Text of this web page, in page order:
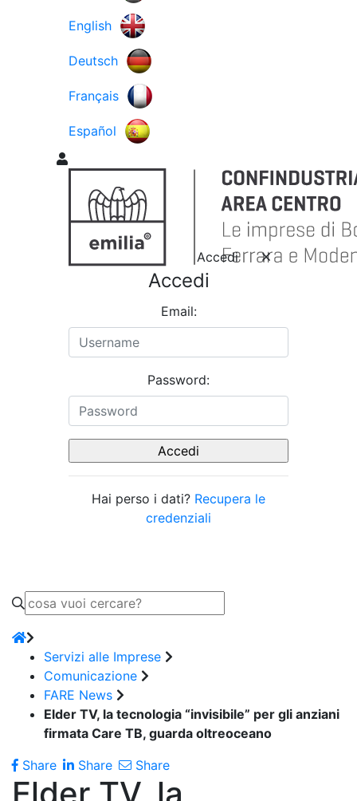
English
Deutsch
Français
Español
Accedi
Accedi
Email:
Password:
Hai perso i dati? Recupera le
credenziali
Servizi alle Imprese
Comunicazione
FARE News
Elder TV, la tecnologia “invisibile” per gli anziani
firmata Care TB, guarda oltreoceano
Share
Share Share